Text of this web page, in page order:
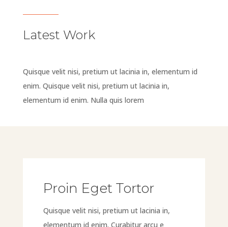
Latest Work
Quisque velit nisi, pretium ut lacinia in, elementum id
enim. Quisque velit nisi, pretium ut lacinia in,
elementum id enim. Nulla quis lorem
Proin Eget Tortor
Quisque velit nisi, pretium ut lacinia in,
elementum id enim. Curabitur arcu e